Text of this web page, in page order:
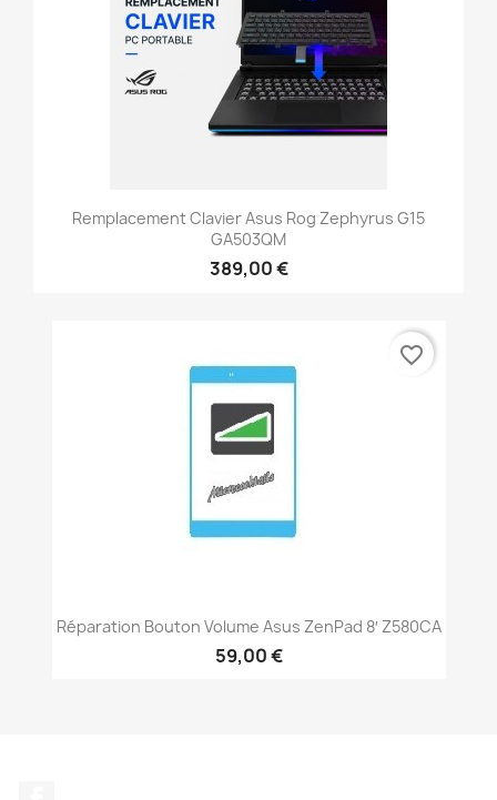
Remplacement Clavier Asus Rog Zephyrus G15
GA503QM
389,00 €
Réparation Bouton Volume Asus ZenPad 8′ Z580CA
59,00 €
favorite_border